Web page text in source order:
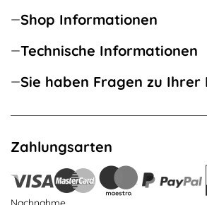
Shop Informationen
Technische Informationen
Sie haben Fragen zu Ihrer
Zahlungsarten